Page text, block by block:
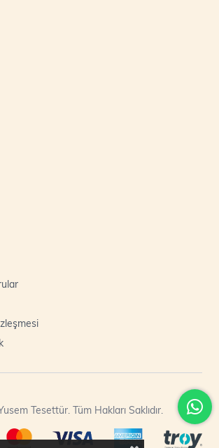
Tesettür. Tüm Hakları Saklıdır.